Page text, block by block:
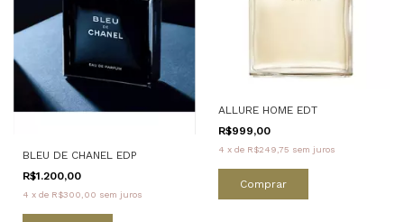
BLEU DE CHANEL EDP
R$1.200,00
4 x de R$300,00 sem juros
ALLURE HOME EDT
R$999,00
4 x de R$249,75 sem juros
Comprar